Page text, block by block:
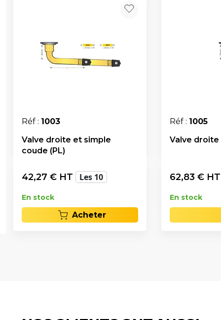
Réf : 1003
Valve droite et simple
coude (PL)
42,27 € HT Les 10
En stock
Acheter
Réf : 1005
Valve droite
62,83 €
En stock